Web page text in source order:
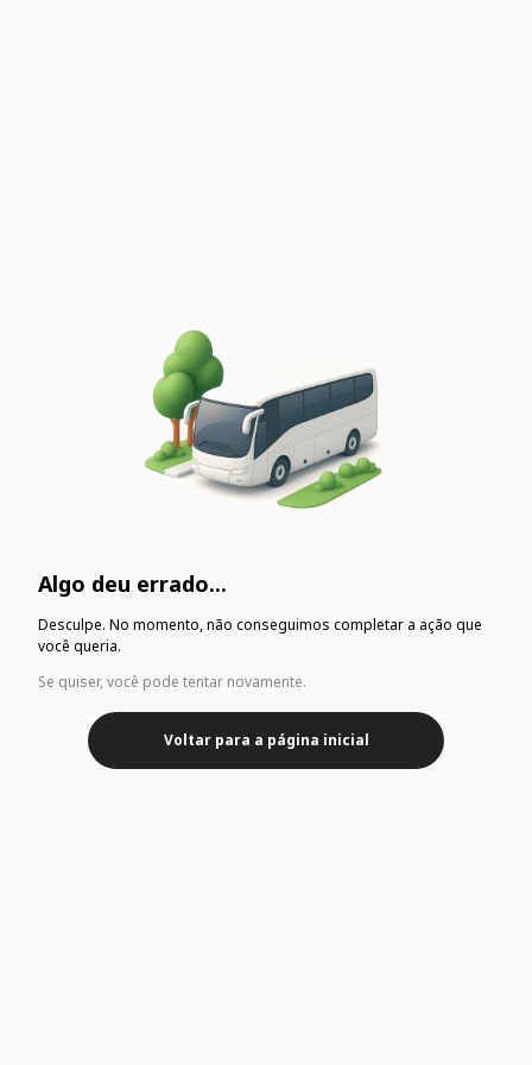
Algo deu errado...
Desculpe. No momento, não conseguimos completar a ação que
você queria.
Se quiser, você pode tentar novamente.
Voltar para a página inicial